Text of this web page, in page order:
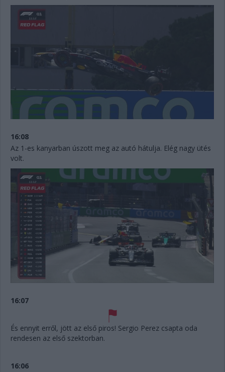
16:08
Az 1-es kanyarban úszott meg az autó hátulja. Elég nagy ütés
volt.
16:07
És ennyit erről, jött az első piros! Sergio Perez csapta oda
rendesen az első szektorban.
16:06